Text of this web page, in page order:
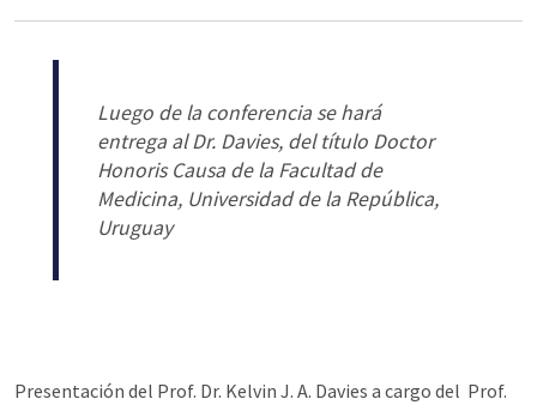
Luego de la conferencia se hará
entrega al Dr. Davies, del título Doctor
Honoris Causa de la Facultad de
Medicina, Universidad de la República,
Uruguay
Presentación del Prof. Dr. Kelvin J. A. Davies a cargo del Prof.